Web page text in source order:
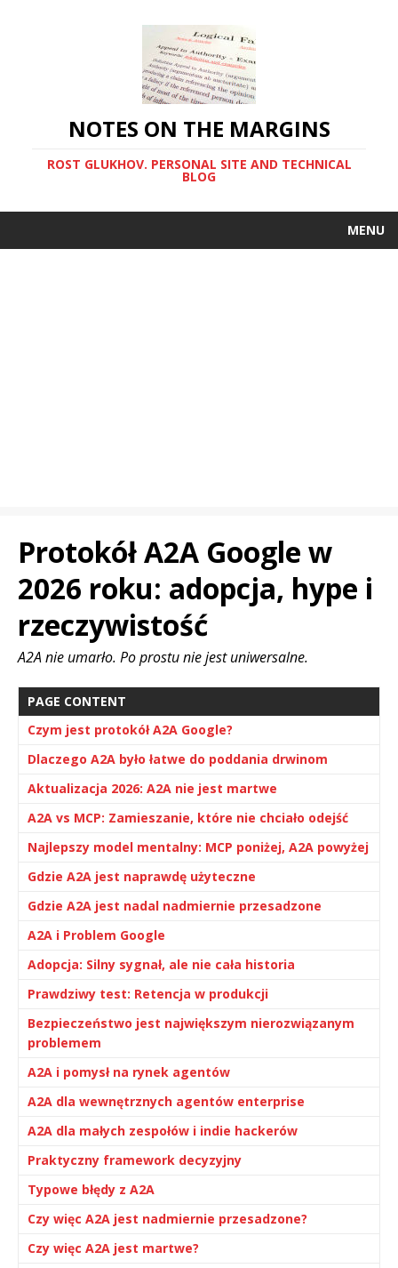
NOTES ON THE MARGINS
ROST GLUKHOV. PERSONAL SITE AND TECHNICAL
BLOG
MENU
Protokół A2A Google w
2026 roku: adopcja, hype i
rzeczywistość
A2A nie umarło. Po prostu nie jest uniwersalne.
PAGE CONTENT
Czym jest protokół A2A Google?
Dlaczego A2A było łatwe do poddania drwinom
Aktualizacja 2026: A2A nie jest martwe
A2A vs MCP: Zamieszanie, które nie chciało odejść
Najlepszy model mentalny: MCP poniżej, A2A powyżej
Gdzie A2A jest naprawdę użyteczne
Gdzie A2A jest nadal nadmiernie przesadzone
A2A i Problem Google
Adopcja: Silny sygnał, ale nie cała historia
Prawdziwy test: Retencja w produkcji
Bezpieczeństwo jest największym nierozwiązanym
problemem
A2A i pomysł na rynek agentów
A2A dla wewnętrznych agentów enterprise
A2A dla małych zespołów i indie hackerów
Praktyczny framework decyzyjny
Typowe błędy z A2A
Czy więc A2A jest nadmiernie przesadzone?
Czy więc A2A jest martwe?